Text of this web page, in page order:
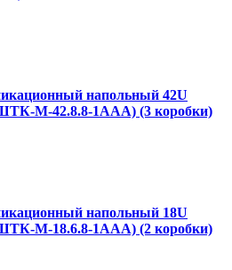
напольный 42U
М-42.8.8-1ААА) (3 коробки)
напольный 18U
М-18.6.8-1AAA) (2 коробки)